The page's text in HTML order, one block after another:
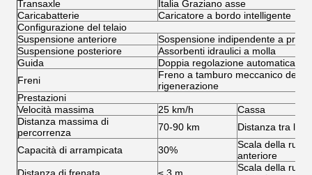
Transaxle
Italia Graziano asse
Caricabatterie
Caricatore a bordo intelligente
Configurazione del telaio
Suspensione anteriore
Sospensione indipendente a
Suspensione posteriore
Assorbenti idraulici a molla
Guida
Doppia regolazione automatica
Freni
Freno a tamburo meccanico della
rigenerazione
Prestazioni
Velocità massima
25 km/h
Cassa
Distanza massima di
percorrenza
70-90 km Distanza tra le
Capacità di arrampicata 30%
Scala della ruota
anteriore
Scala della ruota